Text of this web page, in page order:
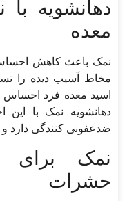
دهانشویه
معده
نمک باعث کاهش
مخاط آسیب دیده را
اسید معده فرد احساس
دهانشویه نمک با
ضدعفونی کنندگی دارد
نمک
حشرات